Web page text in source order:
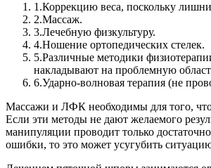
1.Коррекцию веса, поскольку
2.Массаж.
3.Лечебную физкультуру.
4.Ношение ортопедических стелек.
5.Различные методики
накладывают на проблемную
6.Ударно-волновая терапия (не
Массажи и ЛФК необходимы для того,
Если эти методы не дают желаемого
манипуляции проводит только
ошибки, то это может усугубить